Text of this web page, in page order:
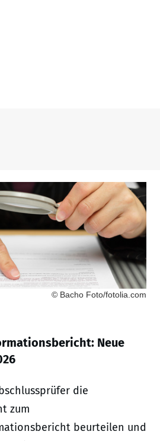
© Bacho Foto/fotolia.com
Neue
die
zum
beurteilen und